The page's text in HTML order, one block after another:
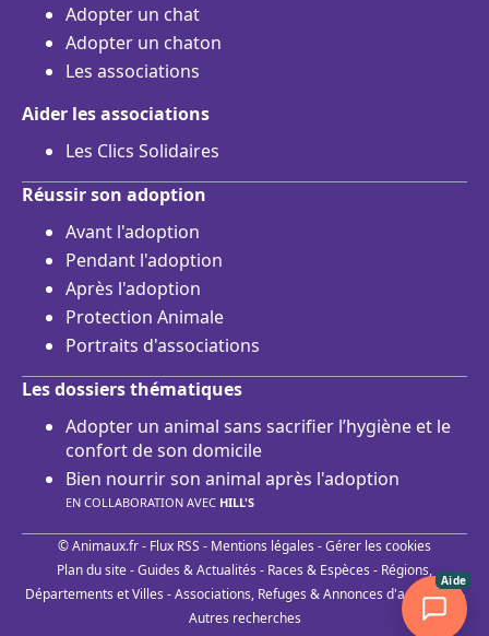
Adopter un chat
Adopter un chaton
Les associations
Aider les associations
Les Clics Solidaires
Réussir son adoption
Avant l'adoption
Pendant l'adoption
Après l'adoption
Protection Animale
Portraits d'associations
Les dossiers thématiques
Adopter un animal sans sacrifier l’hygiène et le
confort de son domicile
Bien nourrir son animal après l'adoption
EN COLLABORATION AVEC HILL'S
© Animaux.fr - Flux RSS - Mentions légales -Gérer les cookies
Plan du site-Guides & Actualités - Races & Espèces - Régions,
Départements et Villes -Associations, Refuges & Annonces d'adoptions-
Autres recherches
Aide